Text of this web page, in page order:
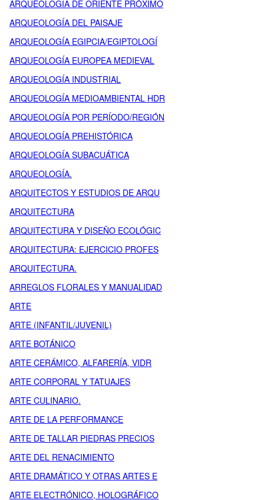
ARQUEOLOGÍA DE ORIENTE PRÓXIMO
ARQUEOLOGÍA DEL PAISAJE
ARQUEOLOGÍA EGIPCIA/EGIPTOLOGÍ
ARQUEOLOGÍA EUROPEA MEDIEVAL
ARQUEOLOGÍA INDUSTRIAL
ARQUEOLOGÍA MEDIOAMBIENTAL HDR
ARQUEOLOGÍA POR PERÍODO/REGIÓN
ARQUEOLOGÍA PREHISTÓRICA
ARQUEOLOGÍA SUBACUÁTICA
ARQUEOLOGÍA.
ARQUITECTOS Y ESTUDIOS DE ARQU
ARQUITECTURA
ARQUITECTURA Y DISEÑO ECOLÓGIC
ARQUITECTURA: EJERCICIO PROFES
ARQUITECTURA.
ARREGLOS FLORALES Y MANUALIDAD
ARTE
ARTE (INFANTIL/JUVENIL)
ARTE BOTÁNICO
ARTE CERÁMICO, ALFARERÍA, VIDR
ARTE CORPORAL Y TATUAJES
ARTE CULINARIO.
ARTE DE LA PERFORMANCE
ARTE DE TALLAR PIEDRAS PRECIOS
ARTE DEL RENACIMIENTO
ARTE DRAMÁTICO Y OTRAS ARTES E
ARTE ELECTRÓNICO, HOLOGRÁFICO